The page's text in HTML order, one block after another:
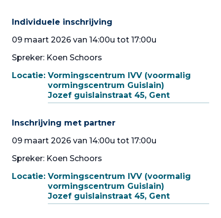
Individuele inschrijving
09 maart 2026 van 14:00u tot 17:00u
Spreker: Koen Schoors
Locatie: Vormingscentrum IVV (voormalig
vormingscentrum Guislain)
Jozef guislainstraat 45, Gent
Inschrijving met partner
09 maart 2026 van 14:00u tot 17:00u
Spreker: Koen Schoors
Locatie: Vormingscentrum IVV (voormalig
vormingscentrum Guislain)
Jozef guislainstraat 45, Gent